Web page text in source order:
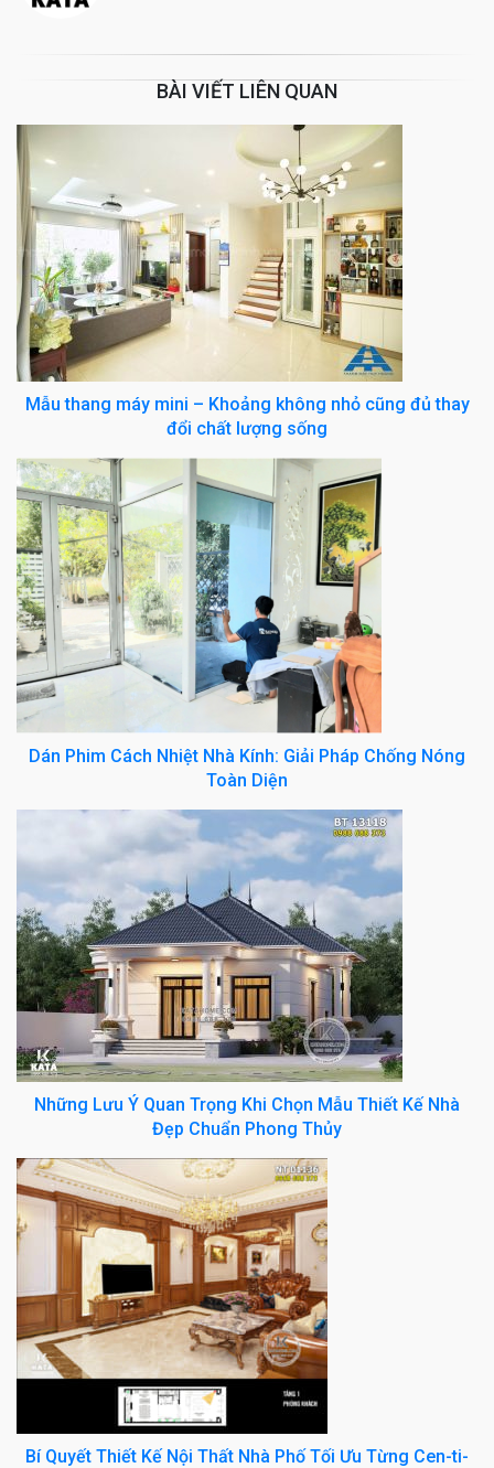
BÀI VIẾT LIÊN QUAN
Mẫu thang máy mini – Khoảng không nhỏ cũng đủ thay
đổi chất lượng sống
Dán Phim Cách Nhiệt Nhà Kính: Giải Pháp Chống Nóng
Toàn Diện
Những Lưu Ý Quan Trọng Khi Chọn Mẫu Thiết Kế Nhà
Đẹp Chuẩn Phong Thủy
Bí Quyết Thiết Kế Nội Thất Nhà Phố Tối Ưu Từng Cen-ti-